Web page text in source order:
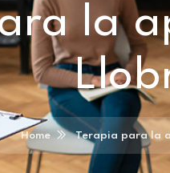
la
Home Terapia para la